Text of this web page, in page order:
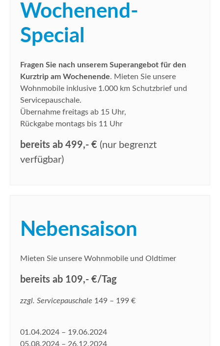
Wochenend-
Special
Fragen Sie nach unserem Superangebot für den
Kurztrip am Wochenende. Mieten Sie unsere
Wohnmobile inklusive 1.000 km Schutzbrief und
Servicepauschale.
Übernahme freitags ab 15 Uhr,
Rückgabe montags bis 11 Uhr
bereits ab 499,- € (nur begrenzt
verfügbar)
Nebensaison
Mieten Sie unsere Wohnmobile und Oldtimer
bereits ab 109,- €/Tag
zzgl. Servicepauschale 149 – 199 €
01.04.2024 – 19.06.2024
05.08.2024 – 26.12.2024